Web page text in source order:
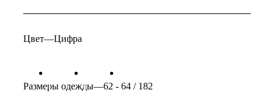
Цвет—Цифра
Размеры одежды—62 - 64 / 182